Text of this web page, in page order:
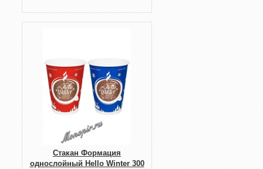
Стакан Формация
однослойный Hello Winter 300